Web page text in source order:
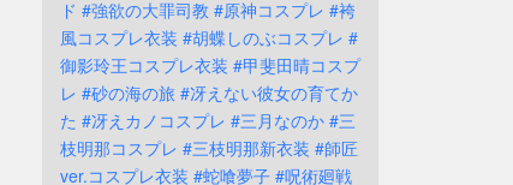
ド #強欲の大罪司教 #原神コスプレ #袴
風コスプレ衣装 #胡蝶しのぶコスプレ #
御影玲王コスプレ衣装 #甲斐田晴コスプ
レ #砂の海の旅 #冴えない彼女の育てか
た #冴えカノコスプレ #三月なのか #三
枝明那コスプレ #三枝明那新衣装 #師匠
ver.コスプレ衣装 #蛇喰夢子 #呪術廻戦